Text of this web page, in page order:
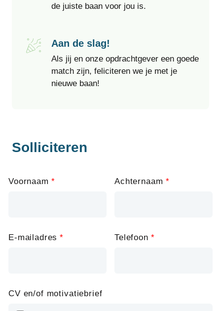
de juiste baan voor jou is.
Aan de slag!
Als jij en onze opdrachtgever een goede
match zijn, feliciteren we je met je
nieuwe baan!
Solliciteren
this
Voornaam Achternaam
E-mailadres Telefoon
CV en/of motivatiebrief